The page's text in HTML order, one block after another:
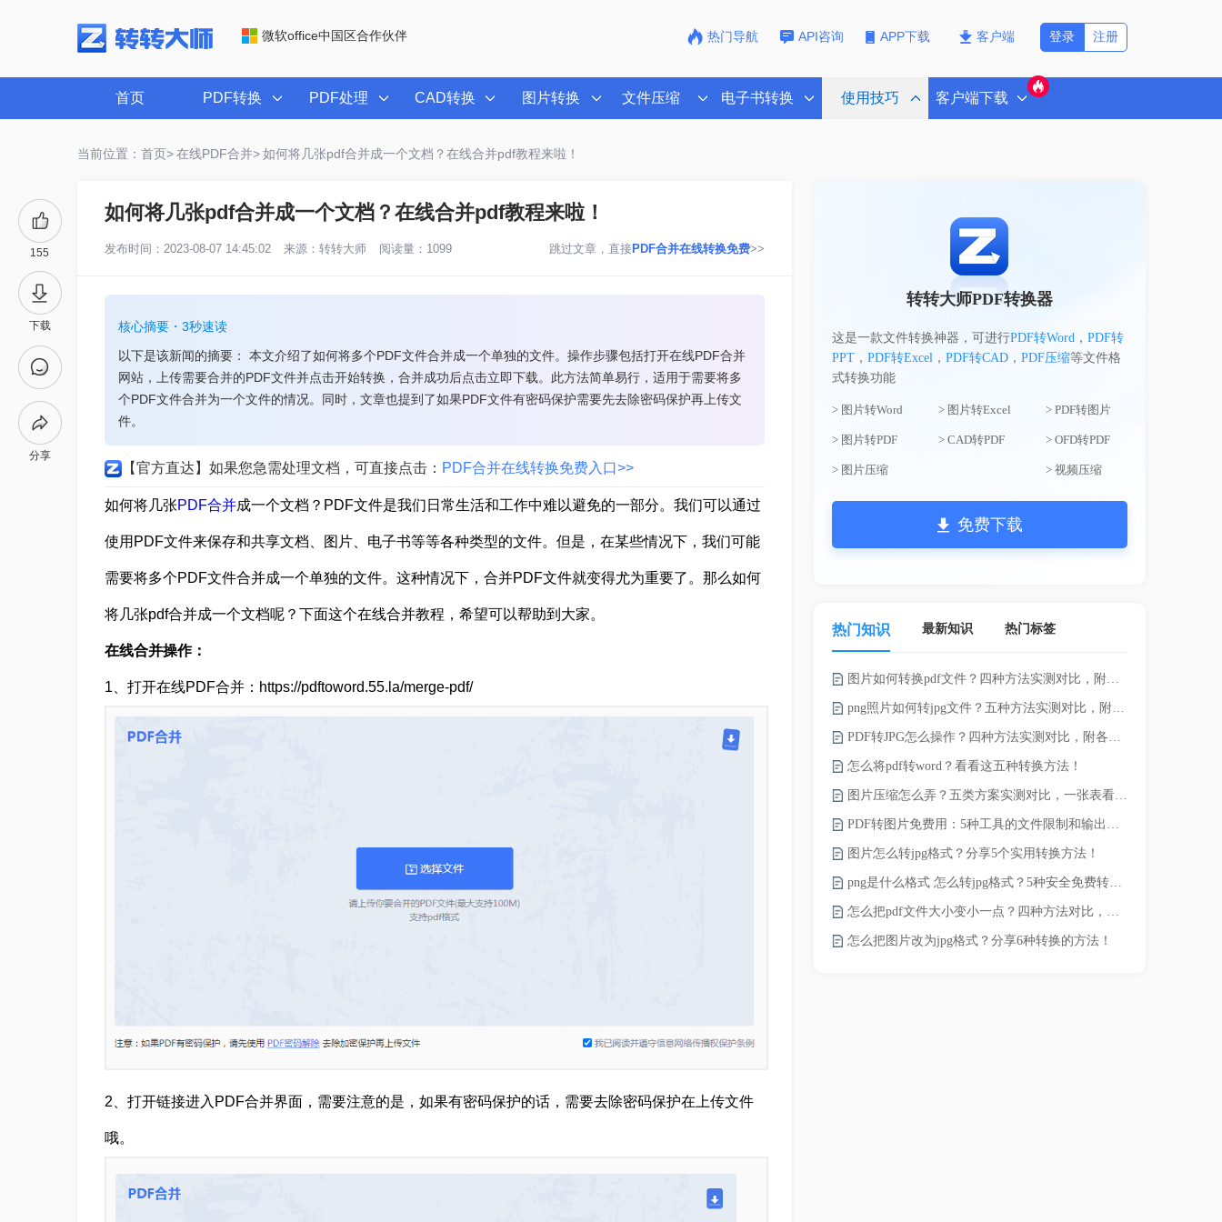
微软office中国区合作伙伴 热门导航 API咨询 APP下载 客户端 注册
登录
首页 PDF转换 PDF处理 CAD转换 图片转换 文件压缩 电子书转换 使用技巧 客户端下载
当前位置：首页> 在线PDF合并> 如何将几张pdf合并成一个文档？在线合并pdf教程来啦！
155
下载
分享
如何将几张pdf合并成一个文档？在线合并pdf教程来啦！
发布时间：2023-08-07 14:45:02 来源： 转转大师 阅读量：1099 跳过文章，直接PDF合并在线转换免费>>
核心摘要・3秒速读
以下是该新闻的摘要： 本文介绍了如何将多个PDF文件合并成一个单独的文件。操作步骤包括打开在线PDF合并
网站，上传需要合并的PDF文件并点击开始转换，合并成功后点击立即下载。此方法简单易行，适用于需要将多
个PDF文件合并为一个文件的情况。同时，文章也提到了如果PDF文件有密码保护需要先去除密码保护再上传文
件。
【官方直达】如果您急需处理文档，可直接点击： PDF合并在线转换免费入口>>
如何将几张PDF合并成一个文档？PDF文件是我们日常生活和工作中难以避免的一部分。我们可以通过
使用PDF文件来保存和共享文档、图片、电子书等等各种类型的文件。但是，在某些情况下，我们可能
需要将多个PDF文件合并成一个单独的文件。这种情况下，合并PDF文件就变得尤为重要了。那么如何
将几张pdf合并成一个文档呢？下面这个在线合并教程，希望可以帮助到大家。
在线合并操作：
1、打开在线PDF合并：https://pdftoword.55.la/merge-pdf/
2、打开链接进入PDF合并界面，需要注意的是，如果有密码保护的话，需要去除密码保护在上传文件
哦。
转转大师PDF转换器
这是一款文件转换神器，可进行PDF转Word， PDF转
PPT， PDF转Excel， PDF转CAD， PDF压缩等文件格
式转换功能
> 图片转Word > 图片转Excel > PDF转图片
> 图片转PDF > CAD转PDF > OFD转PDF
> 图片压缩 > 视频压缩
免费下载
热门知识 最新知识 热门标签
图片如何转换pdf文件？四种方法实测对比，附各场景最优选！
png照片如何转jpg文件？五种方法实测对比，附各场景最优选!！
PDF转JPG怎么操作？四种方法实测对比，附各场景最优选！
怎么将pdf转word？看看这五种转换方法！
图片压缩怎么弄？五类方案实测对比，一张表看懂怎么选！
PDF转图片免费用：5种工具的文件限制和输出质量对比！
图片怎么转jpg格式？分享5个实用转换方法！
png是什么格式 怎么转jpg格式？5种安全免费转换方法全解析！
怎么把pdf文件大小变小一点？四种方法对比，一看就懂！
怎么把图片改为jpg格式？分享6种转换的方法！